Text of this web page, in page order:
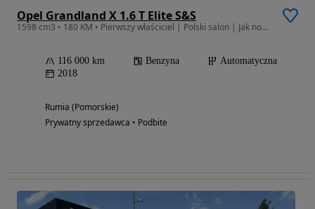
Opel Grandland X 1.6 T Elite S&S
1598 cm3 • 180 KM • Pierwszy właściciel | Polski salon | Jak nowy
116 000 km Benzyna
Automatyczna
2018
Rumia (Pomorskie)
Prywatny sprzedawca • Podbite